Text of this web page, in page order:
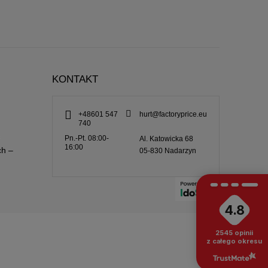
–
KONTAKT
+48601 547
740
hurt@factoryprice.eu
Pn.-Pt. 08:00-
16:00
Al. Katowicka 68
05-830 Nadarzyn
4.8
2545 opinii
z całego okresu